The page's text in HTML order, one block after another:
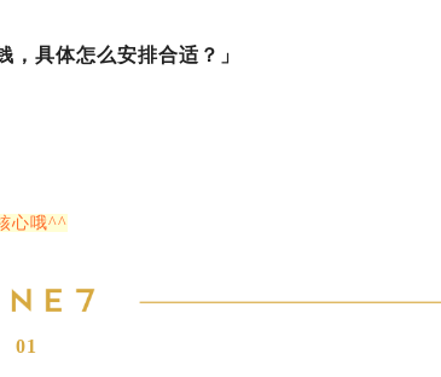
，具体怎么安排合适？」
心哦^^
01